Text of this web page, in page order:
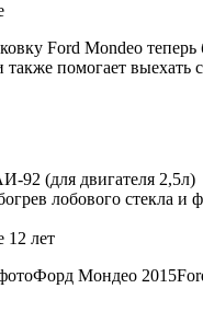
Ford Mondeo
помогает выехать
92 (для двигателя 2,5л)
лобового стекла и
12 лет
Мондео